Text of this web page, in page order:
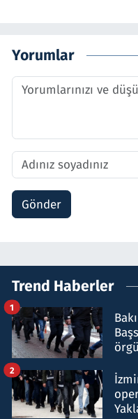
Yorumlar
Gönder
Trend Haberler
1
2